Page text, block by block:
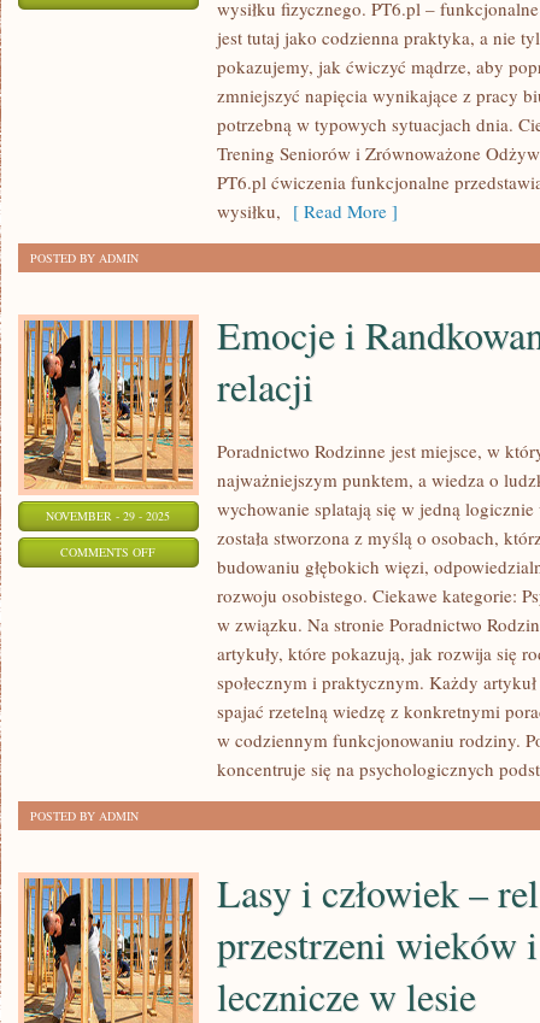
wysiłku fizycznego. PT6.pl –
jest tutaj jako codzienna praktyka, a nie
pokazujemy, jak ćwiczyć mądrze, aby
zmniejszyć napięcia wynikające z pracy
potrzebną w typowych sytuacjach dnia.
Trening Seniorów i Zrównoważone
PT6.pl ćwiczenia funkcjonalne
wysiłku, [ Read More ]
POSTED BY ADMIN
NOVEMBER - 29 - 2025
COMMENTS OFFON
Emocje i
relacji
Poradnictwo Rodzinne jest miejsce, w
najważniejszym punktem, a wiedza o
wychowanie splatają się w jedną logicznie
została stworzona z myślą o osobach,
budowaniu głębokich więzi,
rozwoju osobistego. Ciekawe kategorie:
w związku. Na stronie Poradnictwo
artykuły, które pokazują, jak rozwija się
społecznym i praktycznym. Każdy
spajać rzetelną wiedzę z konkretnymi
w codziennym funkcjonowaniu rodziny.
koncentruje się na psychologicznych
POSTED BY ADMIN
Lasy i człowiek –
przestrzeni wieków
lecznicze w lesie